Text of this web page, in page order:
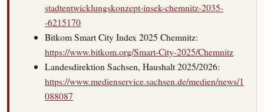
stadtentwicklungskonzept-insek-chemnitz-2035-
-6215170
Bitkom Smart City Index 2025 Chemnitz:
https://www.bitkom.org/Smart-City-2025/Chemnitz
Landesdirektion Sachsen, Haushalt 2025/2026:
https://www.medienservice.sachsen.de/medien/news/1
088087